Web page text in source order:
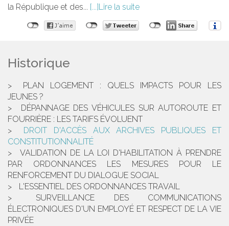
la République et des...
Lire la suite
Historique
PLAN LOGEMENT : QUELS IMPACTS POUR LES
JEUNES ?
DÉPANNAGE DES VÉHICULES SUR AUTOROUTE ET
FOURRIÈRE : LES TARIFS ÉVOLUENT
DROIT D'ACCÈS AUX ARCHIVES PUBLIQUES ET
CONSTITUTIONNALITÉ
VALIDATION DE LA LOI D'HABILITATION À PRENDRE
PAR ORDONNANCES LES MESURES POUR LE
RENFORCEMENT DU DIALOGUE SOCIAL
L'ESSENTIEL DES ORDONNANCES TRAVAIL
SURVEILLANCE DES COMMUNICATIONS
ÉLECTRONIQUES D'UN EMPLOYÉ ET RESPECT DE LA VIE
PRIVÉE